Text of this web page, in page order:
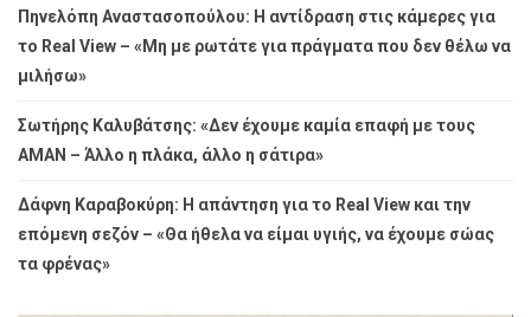
Πηνελόπη Αναστασοπούλου: Η αντίδραση στις κάμερες για
το Real View – «Μη με ρωτάτε για πράγματα που δεν θέλω να
μιλήσω»
Σωτήρης Καλυβάτσης: «Δεν έχουμε καμία επαφή με τους
ΑΜΑΝ – Άλλο η πλάκα, άλλο η σάτιρα»
Δάφνη Καραβοκύρη: Η απάντηση για το Real View και την
επόμενη σεζόν – «Θα ήθελα να είμαι υγιής, να έχουμε σώας
τα φρένας»